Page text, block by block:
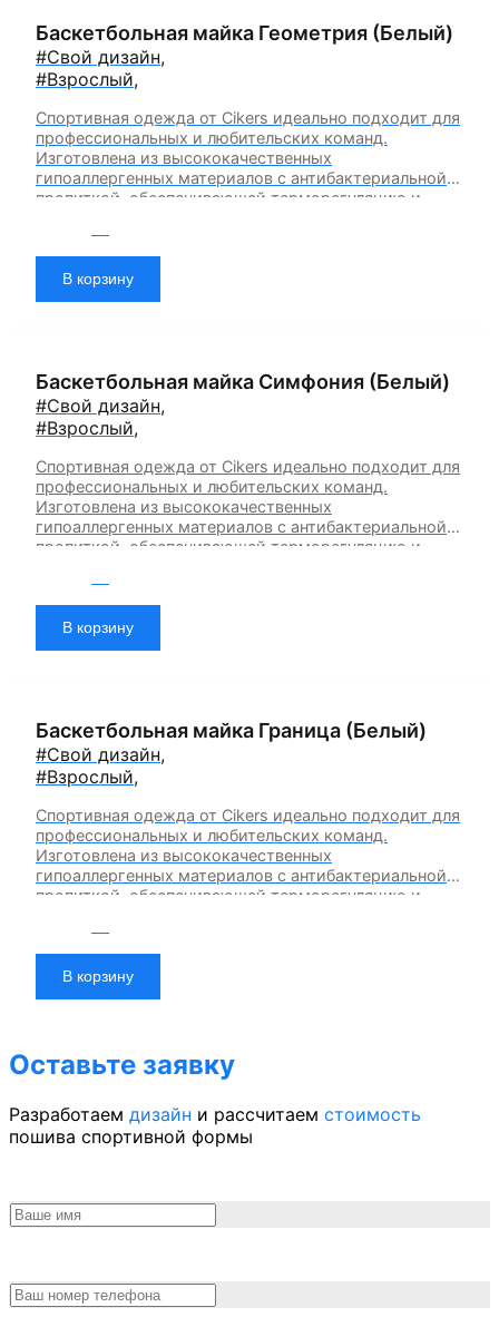
Баскетбольная майка Геометрия (Белый)
#Свой дизайн,
#Взрослый,
Спортивная одежда от Cikers идеально подходит для
профессиональных и любительских команд.
Изготовлена из высококачественных
гипоаллергенных материалов с антибактериальной
пропиткой, обеспечивающей терморегуляцию и
эластичностью в 5 направлениях и стильным
дизайном.
В корзину
Баскетбольная майка Симфония (Белый)
#Свой дизайн,
#Взрослый,
Спортивная одежда от Cikers идеально подходит для
профессиональных и любительских команд.
Изготовлена из высококачественных
гипоаллергенных материалов с антибактериальной
пропиткой, обеспечивающей терморегуляцию и
эластичностью в 5 направлениях и стильным
дизайном.
В корзину
Баскетбольная майка Граница (Белый)
#Свой дизайн,
#Взрослый,
Спортивная одежда от Cikers идеально подходит для
профессиональных и любительских команд.
Изготовлена из высококачественных
гипоаллергенных материалов с антибактериальной
пропиткой, обеспечивающей терморегуляцию и
эластичностью в 5 направлениях и стильным
дизайном.
В корзину
Оставьте заявку
Разработаем дизайн и рассчитаем стоимость
пошива спортивной формы